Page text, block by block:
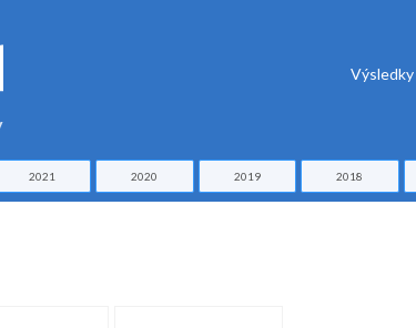
Výsledky
2021 2020 2019 2018